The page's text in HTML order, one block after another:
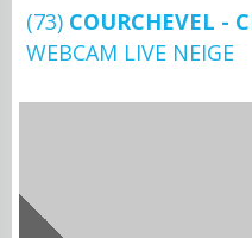
(73) COURCHEVEL -
WEBCAM LIVE NEIGE